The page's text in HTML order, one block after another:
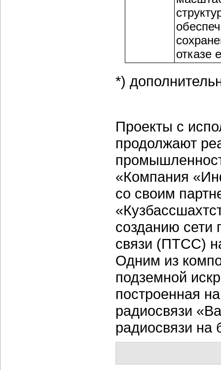
отказе
*)
Проекты с
продолжают
«Компания
со своим
созданию сети
связи (ПТСС)
Одним из
подземной
построенная
радиосвязи
радиосвязи на